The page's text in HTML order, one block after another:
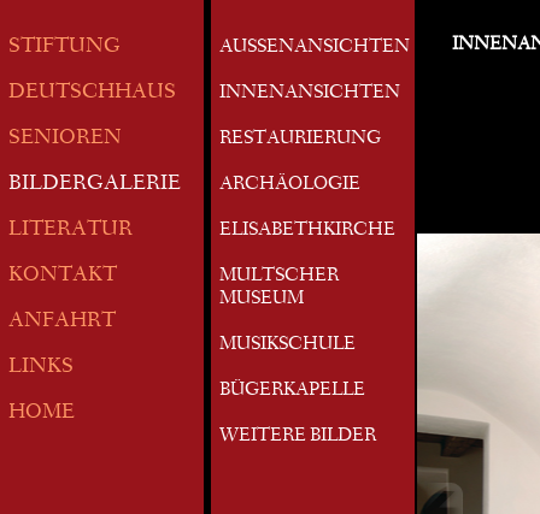
STIFTUNG
DEUTSCHHAUS
SENIOREN
BILDERGALERIE
LITERATUR
KONTAKT
ANFAHRT
LINKS
HOME
AUSSENANSICHTEN
INNENANSICHTEN
RESTAURIERUNG
ARCHÄOLOGIE
ELISABETHKIRCHE
MULTSCHER
MUSEUM
MUSIKSCHULE
BÜGERKAPELLE
WEITERE BILDER